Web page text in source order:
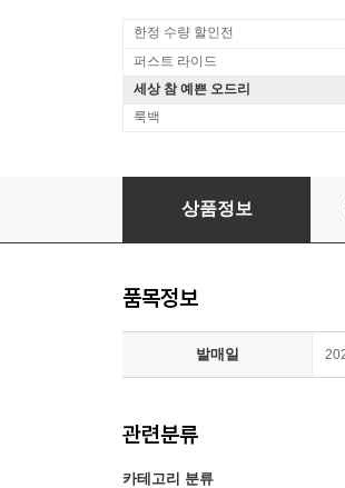
한정 수량 할인전
퍼스트 라이드
세상 참 예쁜 오드리
룩백
Albert King (알버트 킹) -
상품정보
품목정보
발매일
관련분류
카테고리 분류